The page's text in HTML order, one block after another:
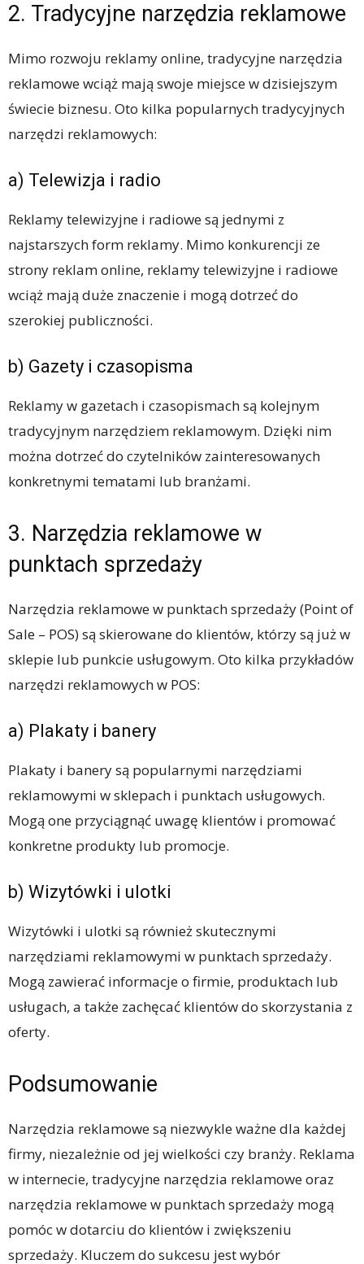
2. Tradycyjne narzędzia reklamowe
Mimo rozwoju reklamy online, tradycyjne narzędzia
reklamowe wciąż mają swoje miejsce w dzisiejszym
świecie biznesu. Oto kilka popularnych tradycyjnych
narzędzi reklamowych:
a) Telewizja i radio
Reklamy telewizyjne i radiowe są jednymi z
najstarszych form reklamy. Mimo konkurencji ze
strony reklam online, reklamy telewizyjne i radiowe
wciąż mają duże znaczenie i mogą dotrzeć do
szerokiej publiczności.
b) Gazety i czasopisma
Reklamy w gazetach i czasopismach są kolejnym
tradycyjnym narzędziem reklamowym. Dzięki nim
można dotrzeć do czytelników zainteresowanych
konkretnymi tematami lub branżami.
3. Narzędzia reklamowe w
punktach sprzedaży
Narzędzia reklamowe w punktach sprzedaży (Point of
Sale – POS) są skierowane do klientów, którzy są już w
sklepie lub punkcie usługowym. Oto kilka przykładów
narzędzi reklamowych w POS:
a) Plakaty i banery
Plakaty i banery są popularnymi narzędziami
reklamowymi w sklepach i punktach usługowych.
Mogą one przyciągnąć uwagę klientów i promować
konkretne produkty lub promocje.
b) Wizytówki i ulotki
Wizytówki i ulotki są również skutecznymi
narzędziami reklamowymi w punktach sprzedaży.
Mogą zawierać informacje o firmie, produktach lub
usługach, a także zachęcać klientów do skorzystania z
oferty.
Podsumowanie
Narzędzia reklamowe są niezwykle ważne dla każdej
firmy, niezależnie od jej wielkości czy branży. Reklama
w internecie, tradycyjne narzędzia reklamowe oraz
narzędzia reklamowe w punktach sprzedaży mogą
pomóc w dotarciu do klientów i zwiększeniu
sprzedaży. Kluczem do sukcesu jest wybór